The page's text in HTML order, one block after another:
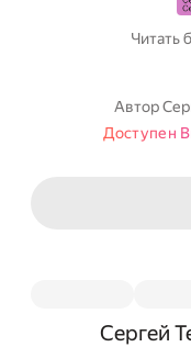
Читать
Автор
Доступен
Сергей